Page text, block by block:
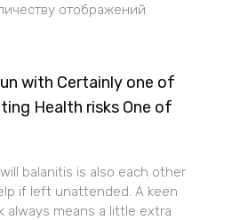
отображений
with Certainly one of
Health risks One of
balanitis is also each other
if left unattended. A keen
always means a little extra